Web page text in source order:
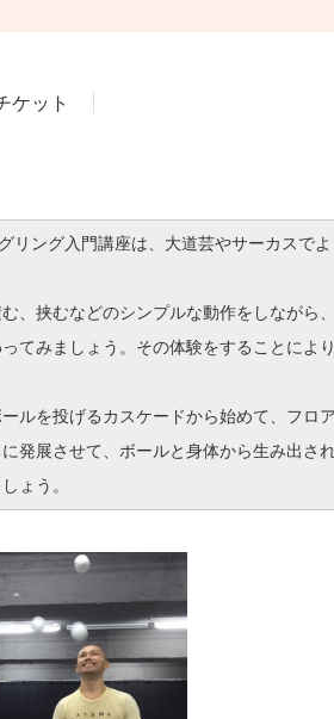
ケット
リング入門講座は、大道芸やサーカスで
、挟むなどのシンプルな動作をしなが
てみましょう。その体験をすることに
ルを投げるカスケードから始めて、フロ
発展させて、ボールと身体から生み出さ
ょう。